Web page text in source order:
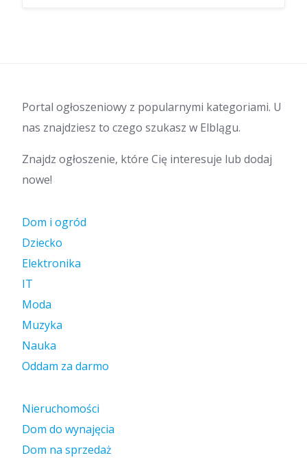
Portal ogłoszeniowy z popularnymi kategoriami. U
nas znajdziesz to czego szukasz w Elblągu.
Znajdz ogłoszenie, które Cię interesuje lub dodaj
nowe!
Dom i ogród
Dziecko
Elektronika
IT
Moda
Muzyka
Nauka
Oddam za darmo
Nieruchomości
Dom do wynajęcia
Dom na sprzedaż